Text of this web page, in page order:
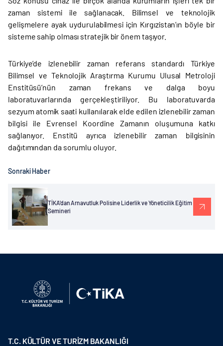
zaman sistemi ile sağlanacak. Bilimsel ve teknolojik
gelişmelere ayak uydurulabilmesi için Kırgızistan’ın böyle bir
sisteme sahip olması stratejik bir önem taşıyor.
Türkiye’de izlenebilir zaman referans standardı Türkiye
Bilimsel ve Teknolojik Araştırma Kurumu Ulusal Metroloji
Enstitüsü’nün zaman frekans ve dalga boyu
laboratuvarlarında gerçekleştiriliyor. Bu laboratuvarda
sezyum atomik saati kullanılarak elde edilen izlenebilir zaman
bilgisi ile Evrensel Koordine Zamanın oluşumuna katkı
sağlanıyor. Enstitü ayrıca izlenebilir zaman bilgisinin
dağıtımından da sorumlu oluyor.
Sonraki Haber
TİKA'dan Arnavutluk Polisine Liderlik ve Yöneticilik Eğitim
Semineri
T.C. KÜLTÜR VE TURİZM BAKANLIĞI